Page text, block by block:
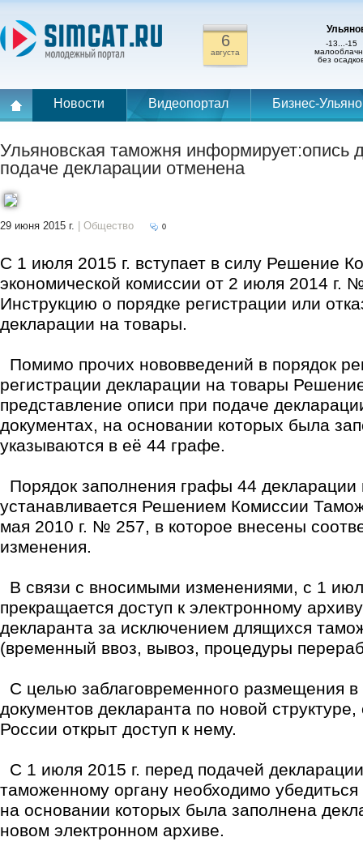
6
августа
-13...-15
без
Новости Видеопортал Бизнес-
Ульяновская таможня информирует:опись
подаче декларации отменена
29 июня 2015 г. | Общество 0
С 1 июля 2015 г. вступает в силу Решение
экономической комиссии от 2 июля 2014
Инструкцию о порядке регистрации или
декларации на товары.
Помимо прочих нововведений в порядок
регистрации декларации на товары
представление описи при подаче
документах, на основании которых была
указываются в её 44 графе.
Порядок заполнения графы 44 декларации
устанавливается Решением Комиссии
мая 2010 г. № 257, в которое внесены
изменения.
В связи с вносимыми изменениями, с 1
прекращается доступ к электронному
декларанта за исключением длящихся
(временный ввоз, вывоз, процедуры
С целью заблаговременного размещения в
документов декларанта по новой
России открыт доступ к нему.
С 1 июля 2015 г. перед подачей
таможенному органу необходимо
на основании которых была заполнена
новом электронном архиве.